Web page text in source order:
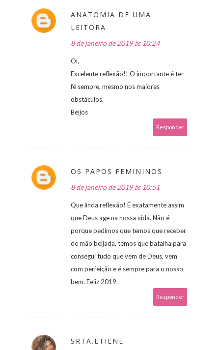
ANATOMIA DE UMA
LEITORA
8 de janeiro de 2019 às 10:24
Oi,
Excelente reflexão!! O importante é ter
fé sempre, mesmo nos maiores
obstáculos.
Beijos
Responder
OS PAPOS FEMININOS
8 de janeiro de 2019 às 10:51
Que linda reflexão! É exatamente assim
que Deus age na nossa vida. Não é
porque pedimos que temos que receber
de mão beijada, temos que batalha para
consegui tudo que vem de Deus, vem
com perfeição e é sempre para o nosso
bem. Feliz 2019.
Responder
SRTA.ETIENE